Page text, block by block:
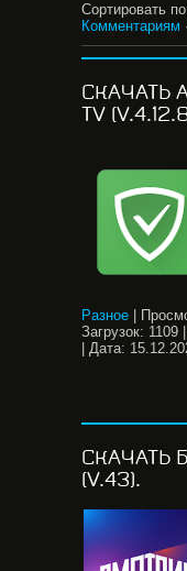
Сортировать по
Комментариям ·
СКАЧАТЬ
TV
Разное
Загрузок: 1109
Дата:
СКАЧАТЬ
(V.43).